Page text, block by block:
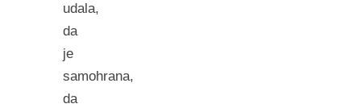
udala,
da
je
samohrana,
da